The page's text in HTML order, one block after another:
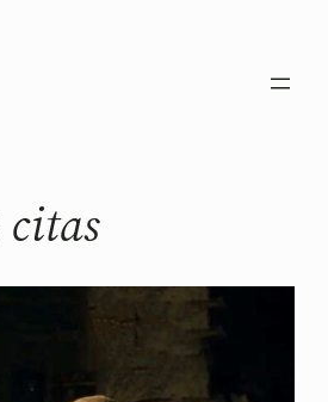
citas